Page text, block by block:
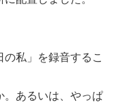
私」を録音するこ
。あるいは、やっぱ